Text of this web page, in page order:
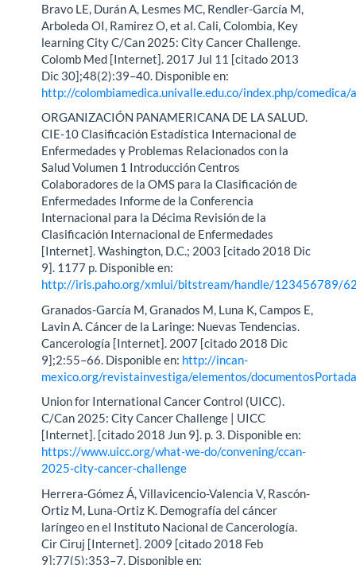
Bravo LE, Durán A, Lesmes MC, Rendler-García M,
Arboleda OI, Ramirez O, et al. Cali, Colombia, Key
learning City C/Can 2025: City Cancer Challenge.
Colomb Med [Internet]. 2017 Jul 11 [citado 2013
Dic 30];48(2):39–40. Disponible en:
http://colombiamedica.univalle.edu.co/index.php/
ORGANIZACIÓN PANAMERICANA DE LA SALUD.
CIE-10 Clasificación Estadística Internacional de
Enfermedades y Problemas Relacionados con la
Salud Volumen 1 Introducción Centros
Colaboradores de la OMS para la Clasificación de
Enfermedades Informe de la Conferencia
Internacional para la Décima Revisión de la
Clasificación Internacional de Enfermedades
[Internet]. Washington, D.C.; 2003 [citado 2018 Dic
9]. 1177 p. Disponible en:
http://iris.paho.org/xmlui/bitstream/handle/123456789/
Granados-García M, Granados M, Luna K, Campos E,
Lavin A. Cáncer de la Laringe: Nuevas Tendencias.
Cancerología [Internet]. 2007 [citado 2018 Dic
9];2:55–66. Disponible en: http://incan-
mexico.org/revistainvestiga/elementos/
Union for International Cancer Control (UICC).
C/Can 2025: City Cancer Challenge | UICC
[Internet]. [citado 2018 Jun 9]. p. 3. Disponible en:
https://www.uicc.org/what-we-do/convening/ccan-
2025-city-cancer-challenge
Herrera-Gómez Á, Villavicencio-Valencia V, Rascón-
Ortiz M, Luna-Ortiz K. Demografía del cáncer
laríngeo en el Instituto Nacional de Cancerología.
Cir Ciruj [Internet]. 2009 [citado 2018 Feb
9];77(5):353–7. Disponible en: